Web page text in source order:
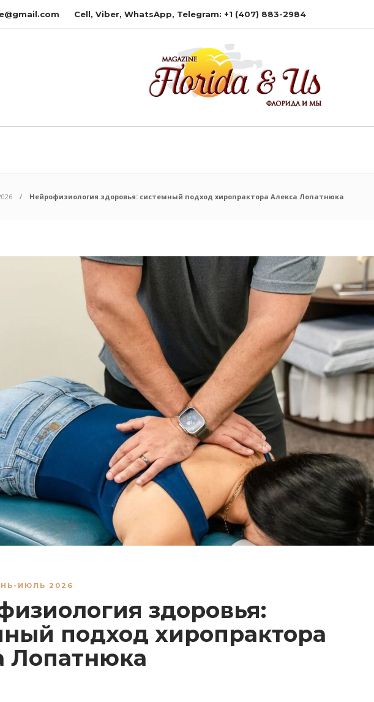
Cell, Viber, WhatsApp, Telegram: +1 (407) 883-2984
Нейрофизиология здоровья: системный подход хиропрактора Алекса Лопатнюка
ИЮЛЬ 2026
здоровья:
подход хиропрактора
Лопатнюка